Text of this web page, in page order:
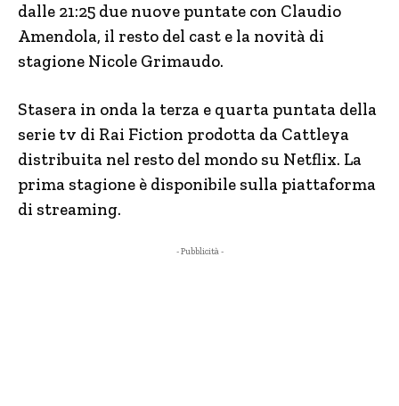
dalle 21:25 due nuove puntate con Claudio
Amendola, il resto del cast e la novità di
stagione Nicole Grimaudo.
Stasera in onda la terza e quarta puntata della
serie tv di Rai Fiction prodotta da Cattleya
distribuita nel resto del mondo su Netflix. La
prima stagione è disponibile sulla piattaforma
di streaming.
- Pubblicità -